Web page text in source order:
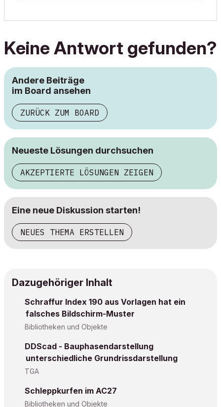
Keine Antwort gefunden?
Andere Beiträge
im Board ansehen
ZURÜCK ZUM BOARD
Neueste Lösungen durchsuchen
AKZEPTIERTE LÖSUNGEN ZEIGEN
Eine neue Diskussion starten!
NEUES THEMA ERSTELLEN
Dazugehöriger Inhalt
Schraffur Index 190 aus Vorlagen hat ein
falsches Bildschirm-Muster
Bibliotheken und Objekte
DDScad - Bauphasendarstellung
unterschiedliche Grundrissdarstellung
TGA
Schleppkurfen im AC27
Bibliotheken und Objekte